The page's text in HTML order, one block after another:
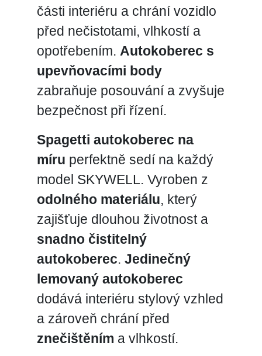
části interiéru a chrání vozidlo
před nečistotami, vlhkostí a
opotřebením. Autokoberec s
upevňovacími body
zabraňuje posouvání a zvyšuje
bezpečnost při řízení.
Spagetti autokoberec na
míru perfektně sedí na každý
model SKYWELL. Vyroben z
odolného materiálu, který
zajišťuje dlouhou životnost a
snadno čistitelný
autokoberec. Jedinečný
lemovaný autokoberec
dodává interiéru stylový vzhled
a zároveň chrání před
znečištěním a vlhkostí.